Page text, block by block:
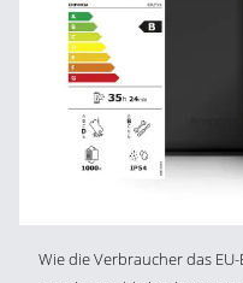
Wie die Verbraucher das